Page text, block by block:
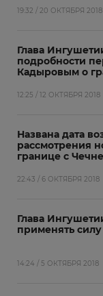
19:32 / 20 ОКТЯБРЯ 2018
Глава
подробности
Кадыровым о
12:25 / 12 ОКТЯБРЯ 2018
Названа дата
рассмотрения
границе с
22:43 / 6 ОКТЯБРЯ 2018
Глава
применять
14:24 / 5 ОКТЯБРЯ 2018